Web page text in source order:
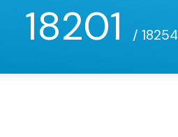
18201 / 18254